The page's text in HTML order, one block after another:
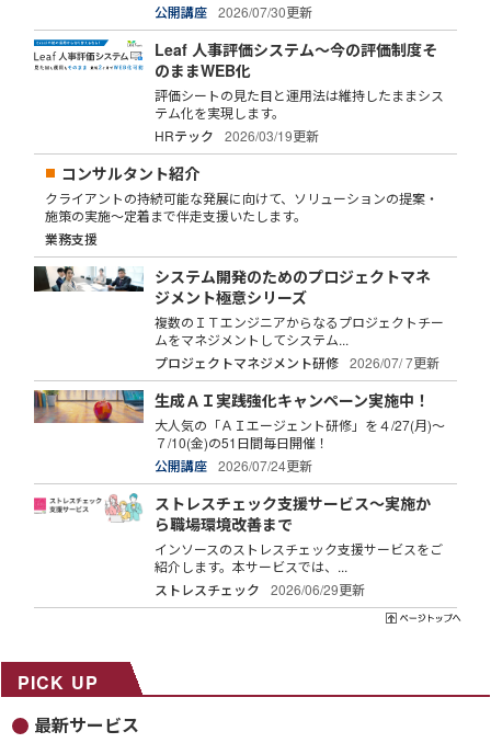
公開講座
2026/07/30更新
Leaf 人事評価システム～今の評価制度そ
のままWEB化
評価シートの見た目と運用法は維持したままシス
テム化を実現します。
HRテック
2026/03/19更新
コンサルタント紹介
クライアントの持続可能な発展に向けて、ソリューションの提案・
施策の実施～定着まで伴走支援いたします。
業務支援
システム開発のためのプロジェクトマネ
ジメント極意シリーズ
複数のＩＴエンジニアからなるプロジェクトチー
ムをマネジメントしてシステム...
プロジェクトマネジメント研修
2026/07/ 7更新
生成ＡＩ実践強化キャンペーン実施中！
大人気の「ＡＩエージェント研修」を４/27(月)～
７/10(金)の51日間毎日開催！
公開講座
2026/07/24更新
ストレスチェック支援サービス～実施か
ら職場環境改善まで
インソースのストレスチェック支援サービスをご
紹介します。本サービスでは、...
ストレスチェック
2026/06/29更新
PICK UP
最新サービス